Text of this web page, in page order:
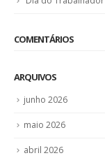
COMENTÁRIOS
ARQUIVOS
junho 2026
maio 2026
abril 2026